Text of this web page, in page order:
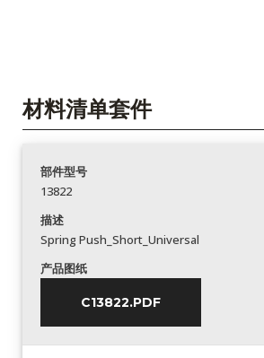
材料清单套件
部件型号
13822
描述
Spring Push_Short_Universal
产品图纸
C13822.PDF